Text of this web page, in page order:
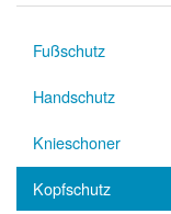
Fußschutz
Handschutz
Knieschoner
Kopfschutz